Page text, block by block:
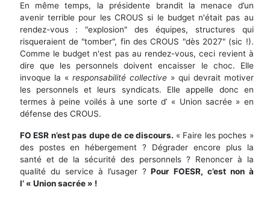
En même temps, la présidente brandit la menace d’un
avenir terrible pour les CROUS si le budget n'était pas au
rendez-vous : "explosion" des équipes, structures qui
risqueraient de "tomber", fin des CROUS "dès 2027" (sic !).
Comme le budget n'est pas au rendez-vous, ceci revient à
dire que les personnels doivent encaisser le choc. Elle
invoque la « responsabilité collective» qui devrait motiver
les personnels et leurs syndicats. Elle appelle donc en
termes à peine voilés à une sorte d’ « Union sacrée » en
défense des CROUS.
FO ESR n’est pas dupe de ce discours. « Faire les poches »
des postes en hébergement ? Dégrader encore plus la
santé et de la sécurité des personnels ? Renoncer à la
qualité du service à l’usager ?Pour FOESR, c’est non à
l’ « Union sacrée » !